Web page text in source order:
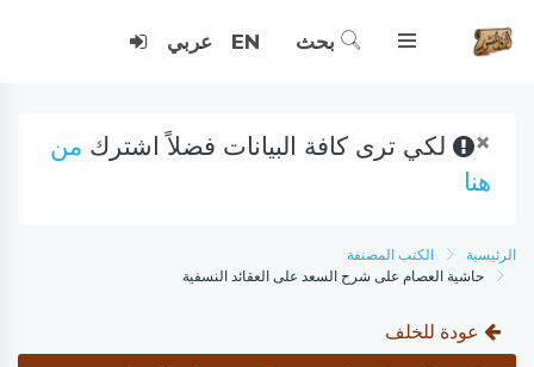
بحث EN عربي
× لكي ترى كافة البيانات فضلاً اشترك من
هنا
الرئيسية
الكتب المصنفة
حاشية العصام على شرح السعد على العقائد النسفية
عودة للخلف